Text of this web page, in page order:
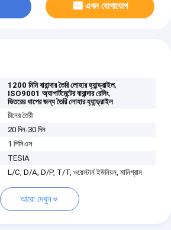
এখন যোগাযোগ
1200 মিমি বারান্দার তৈরি লোহার হ্যান্ড্রাইল,
ISO9001 অ্যাপার্টমেন্টের বারান্দার রেলিং,
ভিতরের ধাপের জন্য তৈরি লোহার হ্যান্ড্রাইল
চীনের তৈরী
20 দিন-30 দিন
1 পিসিএস
TESIA
L/C, D/A, D/P, T/T, ওয়েস্টার্ন ইউনিয়ন, মানিগ্রাম
আরো দেখুন